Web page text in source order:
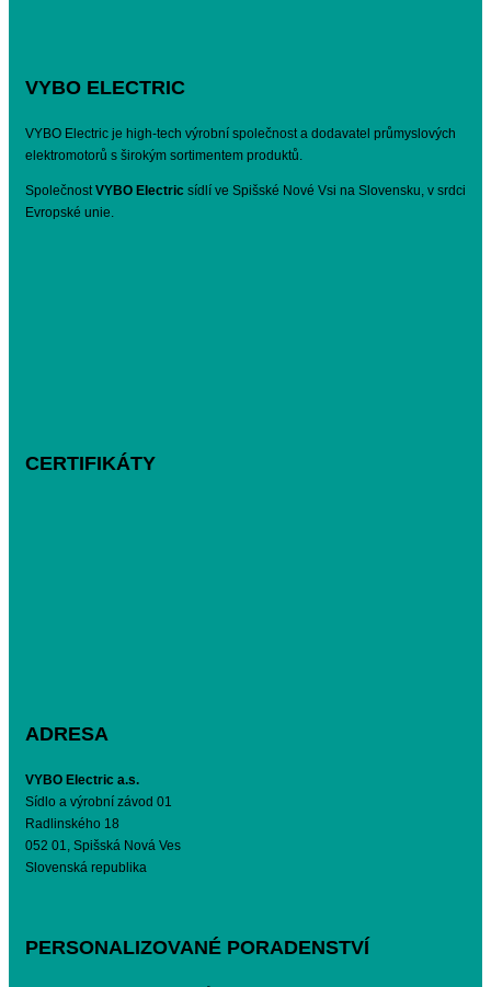
VYBO ELECTRIC
VYBO Electric je high-tech výrobní společnost a dodavatel průmyslových
elektromotorů s širokým sortimentem produktů.
SpolečnostVYBO Electric sídlí ve Spišské Nové Vsi na Slovensku, v srdci
Evropské unie.
CERTIFIKÁTY
ADRESA
VYBO Electric a.s.
Sídlo a výrobní závod 01
Radlinského 18
052 01, Spišská Nová Ves
Slovenská republika
PERSONALIZOVANÉ PORADENSTVÍ